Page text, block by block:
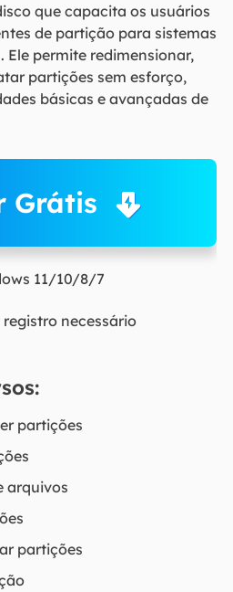
que capacita os usuários
de partição para sistemas
permite redimensionar,
partições sem esforço,
básicas e avançadas de
Grátis
11/10/8/7
necessário
partições
arquivos
partições